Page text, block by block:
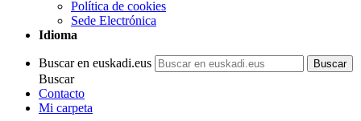
Política de cookies
Sede Electrónica
Idioma
Buscar en euskadi.eus
Buscar
Contacto
Mi carpeta